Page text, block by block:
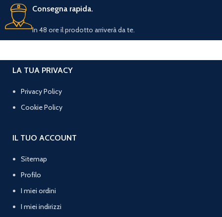
Consegna rapida.
In 48 ore il prodotto arriverà da te.
LA TUA PRIVACY
Privacy Policy
Cookie Policy
IL TUO ACCOUNT
Sitemap
Profilo
I miei ordini
I miei indirizzi